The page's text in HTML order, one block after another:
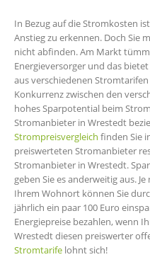
In Bezug auf die Stromkosten
Anstieg zu erkennen. Doch Sie
nicht abfinden. Am Markt
Energieversorger und das
aus verschiedenen
Konkurrenz zwischen den
hohes Sparpotential beim
Stromanbieter in Wrestedt
Strompreisvergleich finden Sie
preiswerteten Stromanbieter
Stromanbieter in Wrestedt.
geben Sie es anderweitig aus.
Ihrem Wohnort können Sie
jährlich ein paar 100 Euro
Energiepreise bezahlen, wenn
Wrestedt diesen preiswerter
Stromtarife lohnt sich!